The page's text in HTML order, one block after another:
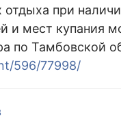
при
и мест купания
по Тамбовской
596/77998/